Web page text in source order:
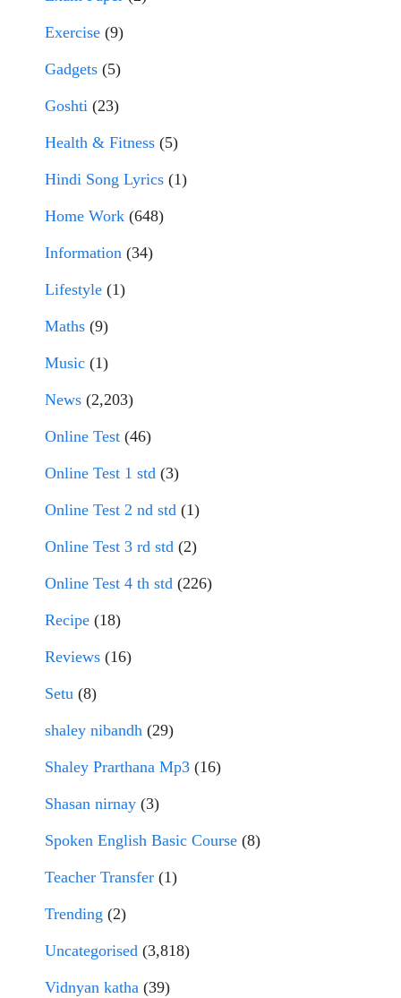
Exercise (9)
Gadgets (5)
Goshti (23)
Health & Fitness (5)
Hindi Song Lyrics (1)
Home Work (648)
Information (34)
Lifestyle (1)
Maths (9)
Music (1)
News (2,203)
Online Test (46)
Online Test 1 std (3)
Online Test 2 nd std (1)
Online Test 3 rd std (2)
Online Test 4 th std (226)
Recipe (18)
Reviews (16)
Setu (8)
shaley nibandh (29)
Shaley Prarthana Mp3 (16)
Shasan nirnay (3)
Spoken English Basic Course (8)
Teacher Transfer (1)
Trending (2)
Uncategorised (3,818)
Vidnyan katha (39)